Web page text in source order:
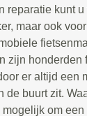
reparatie kunt
maar ook
zijn honderden
er altijd een
de buurt zit.
om